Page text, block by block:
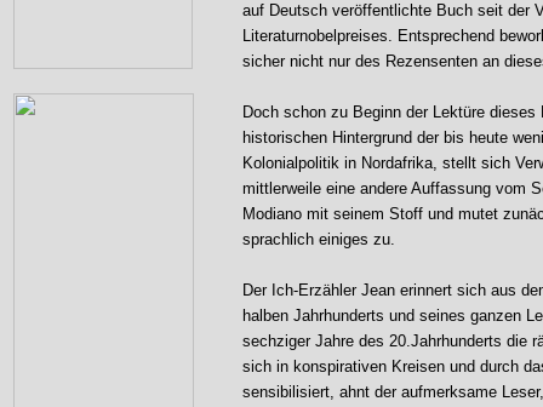
auf Deutsch veröffentlichte Buch seit der
Literaturnobelpreises. Entsprechend
sicher nicht nur des Rezensenten an
Doch schon zu Beginn der Lektüre dieses
historischen Hintergrund der bis heute
Kolonialpolitik in Nordafrika, stellt sich
mittlerweile eine andere Auffassung vom
Modiano mit seinem Stoff und mutet
sprachlich einiges zu.
Der Ich-Erzähler Jean erinnert sich aus
halben Jahrhunderts und seines ganzen
sechziger Jahre des 20.Jahrhunderts die
sich in konspirativen Kreisen und durch
sensibilisiert, ahnt der aufmerksame